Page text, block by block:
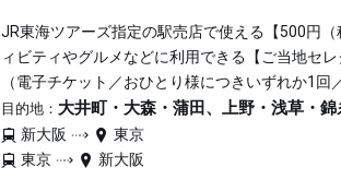
JR東海ツアーズ指定の駅売店で使える【500円
ィビティやグルメなどに利用できる【ご当地セレ
（電子チケット／おひとり様につきいずれか1回
目的地： 大井町・大森・蒲田、上野・浅草・錦
新大阪
東京
東京
新大阪